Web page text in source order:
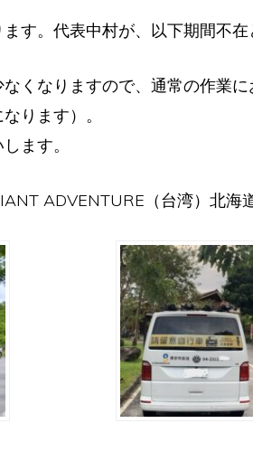
す。代表中村が、以下期間不在
くなりますので、通常の作業
ります）。
ます。
ADVENTURE（台湾）北海